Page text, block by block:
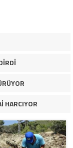
HARCIYOR